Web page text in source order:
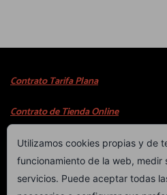
Contrato Tarifa Plana
Contrato de Tienda Online
Copyright © 2023
Utilizamos cookies propias y de
funcionamiento de la web, medir
servicios. Puede aceptar todas